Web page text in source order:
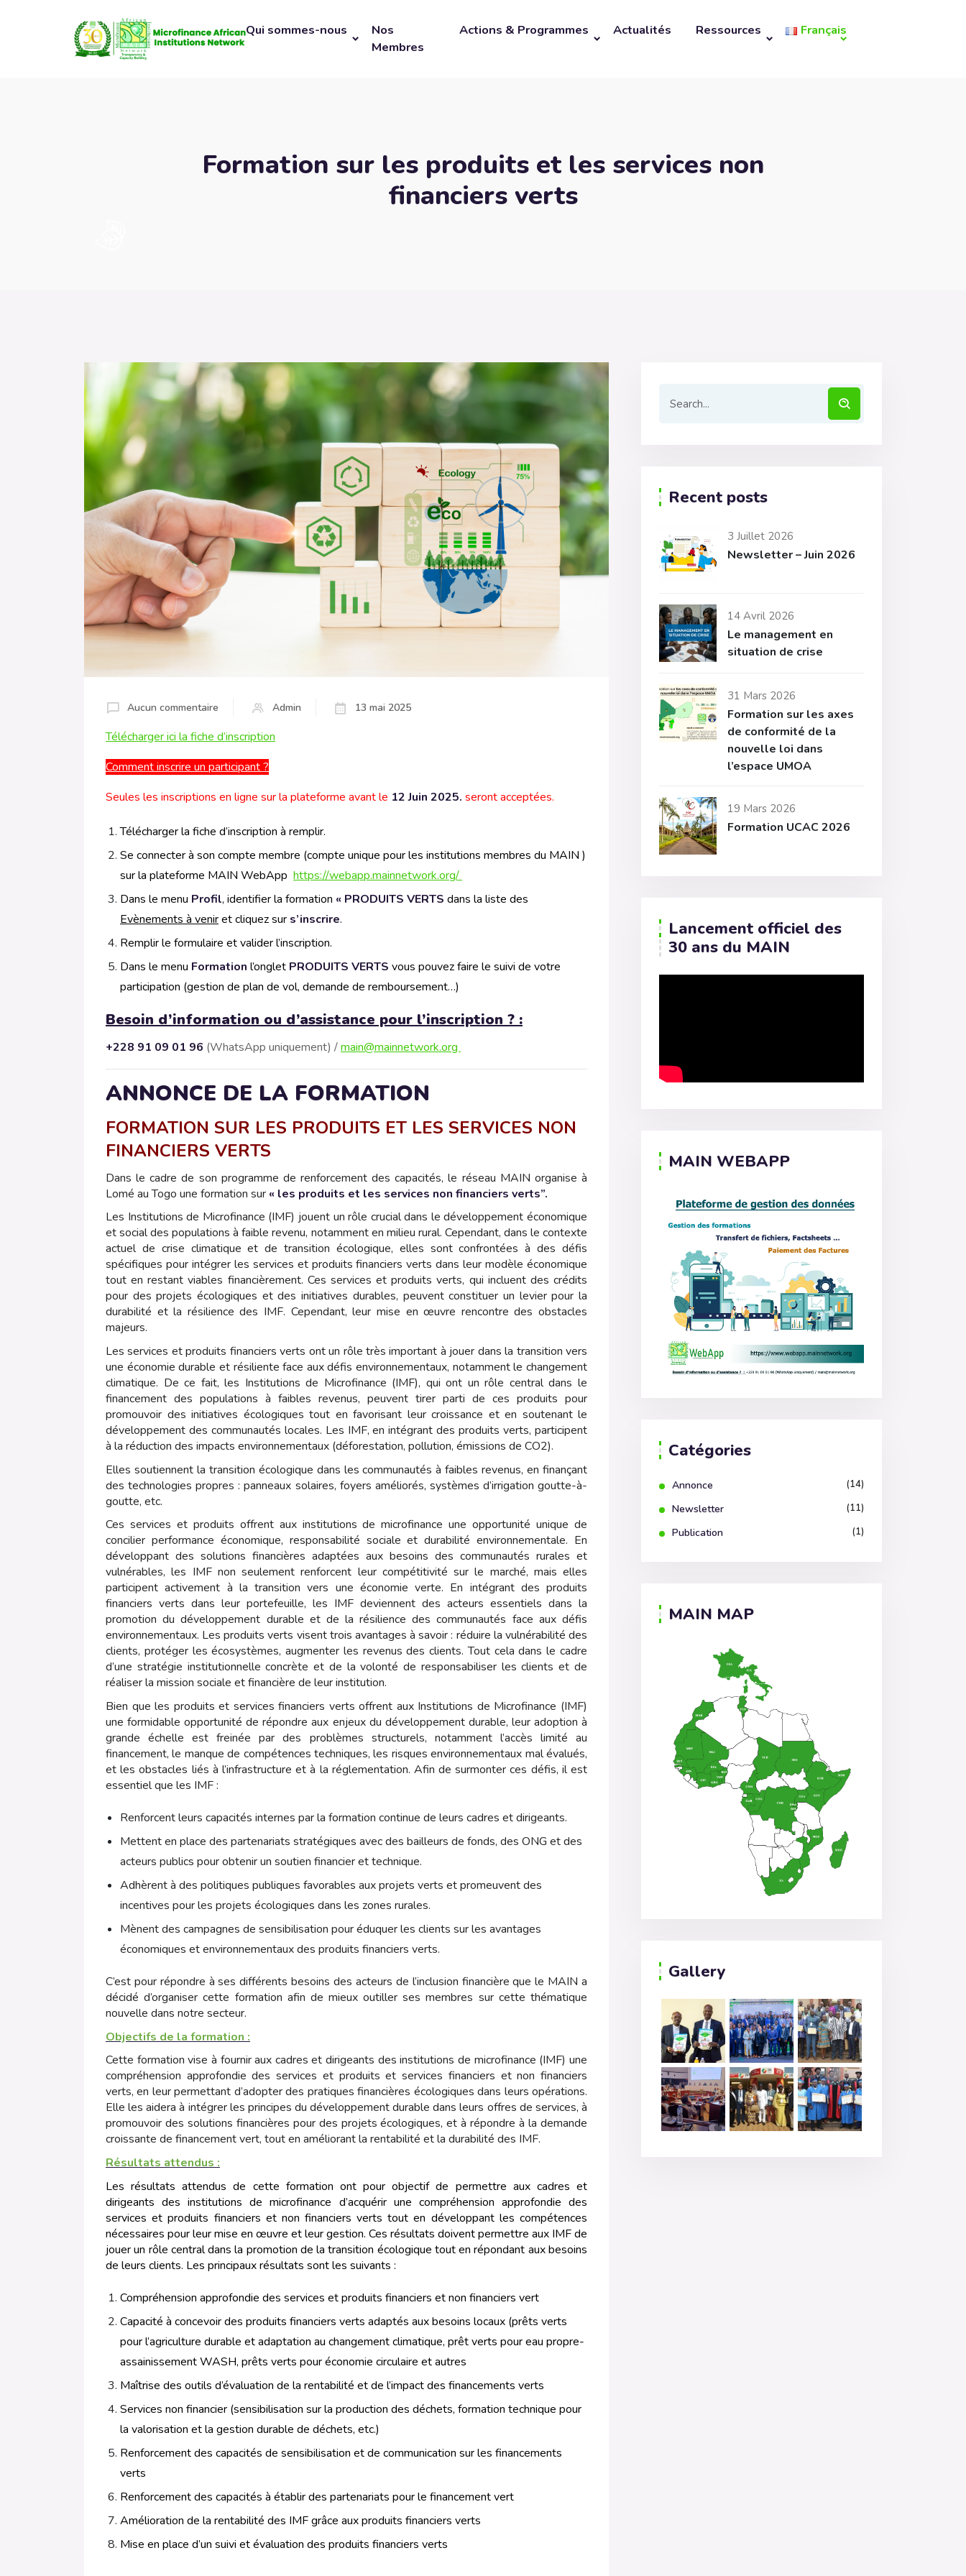
Qui sommes-nous
Nos
Membres
Actions & Programmes Actualités Ressources Français
Formation sur les produits et les services non
financiers verts
Aucun commentaire Admin 13 mai 2025
Télécharger ici la fiche d’inscription
Comment inscrire un participant ?
Seules les inscriptions en ligne sur la plateforme avant le 12 Juin 2025. seront acceptées.
Télécharger la fiche d’inscription à remplir.
Se connecter à son compte membre (compte unique pour les institutions membres du MAIN )
sur la plateforme MAIN WebApp https://webapp.mainnetwork.org/
Dans le menu Profil, identifier la formation « PRODUITS VERTS dans la liste des
Evènements à veniret cliquez sur s’inscrire.
Remplir le formulaire et valider l’inscription.
Dans le menu Formation l’onglet PRODUITS VERTS vous pouvez faire le suivi de votre
participation (gestion de plan de vol, demande de remboursement…)
Besoin d’information ou d’assistance pour l’inscription ? :
+228 91 09 01 96 (WhatsApp uniquement) /main@mainnetwork.org
ANNONCE DE LA FORMATION
FORMATION SUR LES PRODUITS ET LES SERVICES NON
FINANCIERS VERTS
Dans le cadre de son programme de renforcement des capacités, le réseau MAIN organise à
Lomé au Togo une formation sur « les produits et les services non financiers verts”.
Les Institutions de Microfinance (IMF) jouent un rôle crucial dans le développement économique
et social des populations à faible revenu, notamment en milieu rural. Cependant, dans le contexte
actuel de crise climatique et de transition écologique, elles sont confrontées à des défis
spécifiques pour intégrer les services et produits financiers verts dans leur modèle économique
tout en restant viables financièrement. Ces services et produits verts, qui incluent des crédits
pour des projets écologiques et des initiatives durables, peuvent constituer un levier pour la
durabilité et la résilience des IMF. Cependant, leur mise en œuvre rencontre des obstacles
majeurs.
Les services et produits financiers verts ont un rôle très important à jouer dans la transition vers
une économie durable et résiliente face aux défis environnementaux, notamment le changement
climatique. De ce fait, les Institutions de Microfinance (IMF), qui ont un rôle central dans le
financement des populations à faibles revenus, peuvent tirer parti de ces produits pour
promouvoir des initiatives écologiques tout en favorisant leur croissance et en soutenant le
développement des communautés locales. Les IMF, en intégrant des produits verts, participent
à la réduction des impacts environnementaux (déforestation, pollution, émissions de CO2).
Elles soutiennent la transition écologique dans les communautés à faibles revenus, en finançant
des technologies propres : panneaux solaires, foyers améliorés, systèmes d’irrigation goutte-à-
goutte, etc.
Ces services et produits offrent aux institutions de microfinance une opportunité unique de
concilier performance économique, responsabilité sociale et durabilité environnementale. En
développant des solutions financières adaptées aux besoins des communautés rurales et
vulnérables, les IMF non seulement renforcent leur compétitivité sur le marché, mais elles
participent activement à la transition vers une économie verte. En intégrant des produits
financiers verts dans leur portefeuille, les IMF deviennent des acteurs essentiels dans la
promotion du développement durable et de la résilience des communautés face aux défis
environnementaux. Les produits verts visent trois avantages à savoir : réduire la vulnérabilité des
clients, protéger les écosystèmes, augmenter les revenus des clients. Tout cela dans le cadre
d’une stratégie institutionnelle concrète et de la volonté de responsabiliser les clients et de
réaliser la mission sociale et financière de leur institution.
Bien que les produits et services financiers verts offrent aux Institutions de Microfinance (IMF)
une formidable opportunité de répondre aux enjeux du développement durable, leur adoption à
grande échelle est freinée par des problèmes structurels, notamment l’accès limité au
financement, le manque de compétences techniques, les risques environnementaux mal évalués,
et les obstacles liés à l’infrastructure et à la réglementation. Afin de surmonter ces défis, il est
essentiel que les IMF :
Renforcent leurs capacités internes par la formation continue de leurs cadres et dirigeants.
Mettent en place des partenariats stratégiques avec des bailleurs de fonds, des ONG et des
acteurs publics pour obtenir un soutien financier et technique.
Adhèrent à des politiques publiques favorables aux projets verts et promeuvent des
incentives pour les projets écologiques dans les zones rurales.
Mènent des campagnes de sensibilisation pour éduquer les clients sur les avantages
économiques et environnementaux des produits financiers verts.
C’est pour répondre à ses différents besoins des acteurs de l’inclusion financière que le MAIN a
décidé d’organiser cette formation afin de mieux outiller ses membres sur cette thématique
nouvelle dans notre secteur.
Objectifs de la formation :
Cette formation vise à fournir aux cadres et dirigeants des institutions de microfinance (IMF) une
compréhension approfondie des services et produits et services financiers et non financiers
verts, en leur permettant d’adopter des pratiques financières écologiques dans leurs opérations.
Elle les aidera à intégrer les principes du développement durable dans leurs offres de services, à
promouvoir des solutions financières pour des projets écologiques, et à répondre à la demande
croissante de financement vert, tout en améliorant la rentabilité et la durabilité des IMF.
Résultats attendus :
Les résultats attendus de cette formation ont pour objectif de permettre aux cadres et
dirigeants des institutions de microfinance d’acquérir une compréhension approfondie des
services et produits financiers et non financiers verts tout en développant les compétences
nécessaires pour leur mise en œuvre et leur gestion. Ces résultats doivent permettre aux IMF de
jouer un rôle central dans la promotion de la transition écologique tout en répondant aux besoins
de leurs clients. Les principaux résultats sont les suivants :
Compréhension approfondie des services et produits financiers et non financiers vert
Capacité à concevoir des produits financiers verts adaptés aux besoins locaux (prêts verts
pour l’agriculture durable et adaptation au changement climatique, prêt verts pour eau propre-
assainissement WASH, prêts verts pour économie circulaire et autres
Maîtrise des outils d’évaluation de la rentabilité et de l’impact des financements verts
Services non financier (sensibilisation sur la production des déchets, formation technique pour
la valorisation et la gestion durable de déchets, etc.)
Renforcement des capacités de sensibilisation et de communication sur les financements
verts
Renforcement des capacités à établir des partenariats pour le financement vert
Amélioration de la rentabilité des IMF grâce aux produits financiers verts
Mise en place d’un suivi et évaluation des produits financiers verts
Recent posts
3 Juillet 2026
Newsletter – Juin 2026
14 Avril 2026
Le management en
situation de crise
31 Mars 2026
Formation sur les axes
de conformité de la
nouvelle loi dans
l’espace UMOA
19 Mars 2026
Formation UCAC 2026
Lancement officiel des
30 ans du MAIN
MAIN WEBAPP
Catégories
Annonce (14)
Newsletter (11)
Publication (1)
MAIN MAP
Gallery